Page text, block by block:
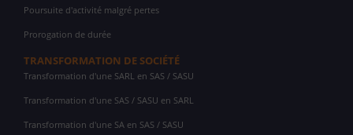
Poursuite d'activité malgré pertes
Prorogation de durée
TRANSFORMATION DE SOCIÉTÉ
Transformation d'une SARL en SAS / SASU
Transformation d'une SAS / SASU en SARL
Transformation d'une SA en SAS / SASU